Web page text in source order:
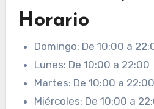
Horario
Domingo: De 10:00 a
Lunes: De 10:00 a 22:00
Martes: De 10:00 a 22:00
Miércoles: De 10:00 a